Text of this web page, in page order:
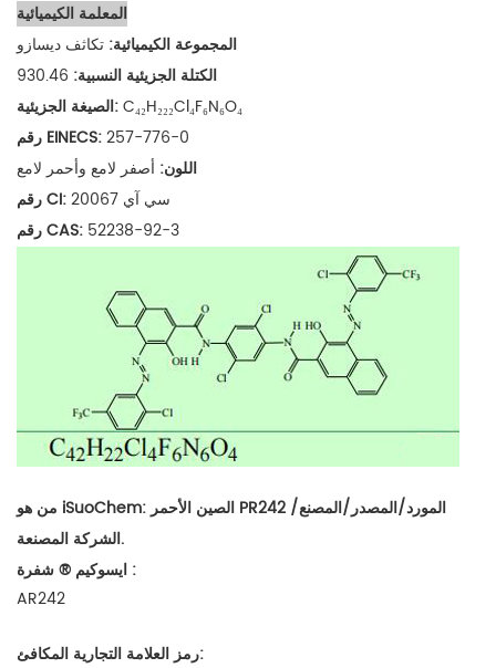
المعلمة الكيميائية
المجموعة الكيميائية: تكاثف ديسازو
الكتلة الجزيئية النسبية: 930.46
الصيغة الجزيئية:C₄₂H₂₂₂Cl₄F₆N₆O₄
رقم EINECS:257-776-0
اللون: أصفر لامع وأحمر لامع
رقم CI:
سي آي 20067
رقم CAS: 52238-92-3
من هو iSuoChem:
PR242 المورد/المصدر/المصنع/
الشركة المصنعة.
ايسوكيم ®
:
AR242
رمز العلامة التجارية المكافئ: